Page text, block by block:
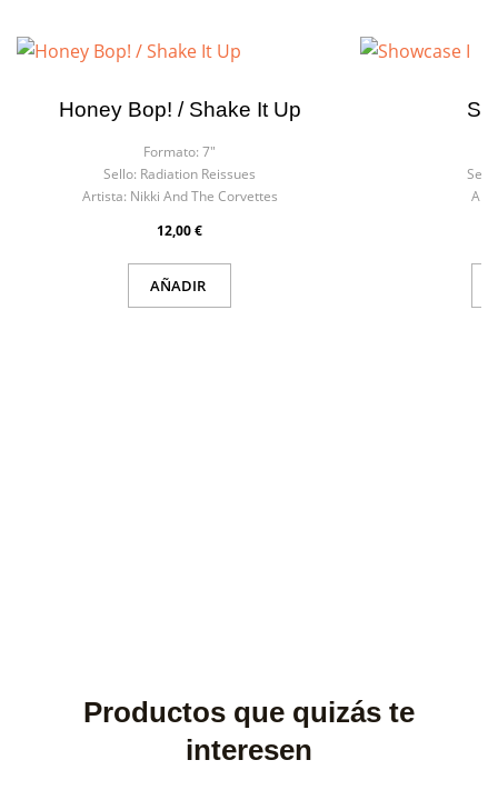
Honey Bop! / Shake It Up
Formato: 7"
Sello: Radiation Reissues
Artista: Nikki And The Corvettes
12,00 €
AÑADIR
Productos que quizás te
interesen